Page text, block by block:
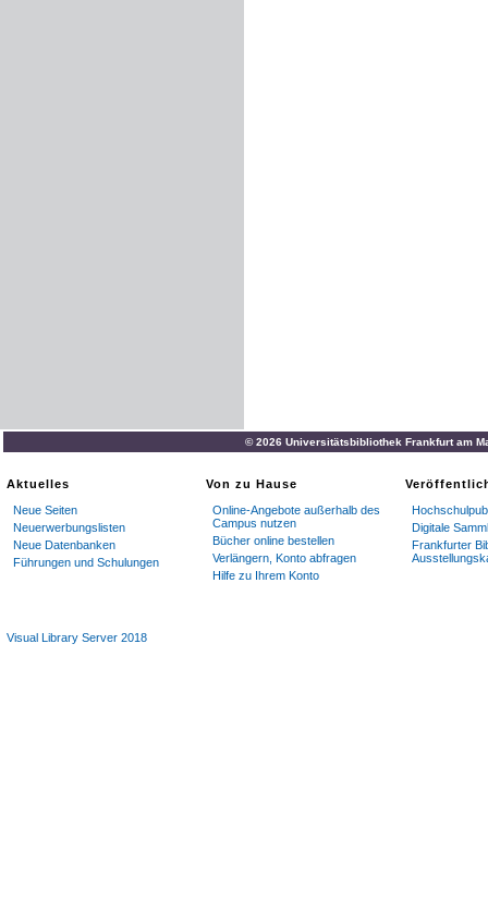
© 2026 Universitätsbibliothek Frankfurt am
Aktuelles
Neue Seiten
Neuerwerbungslisten
Neue Datenbanken
Führungen und Schulungen
Von zu Hause
Online-Angebote außerhalb des
Campus nutzen
Bücher online bestellen
Verlängern, Konto abfragen
Hilfe zu Ihrem Konto
Digitale
Frankfurter
Visual Library Server 2018